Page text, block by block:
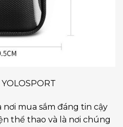
nơi mua sắm đáng tin cậy
thể thao và là nơi chúng